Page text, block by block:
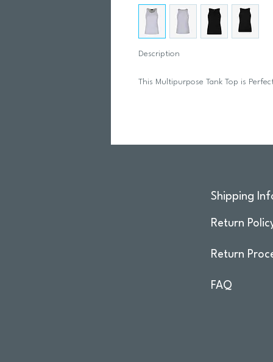
Description
This Multipurpose Tank Top is
Shipping
Return
Return
FAQ